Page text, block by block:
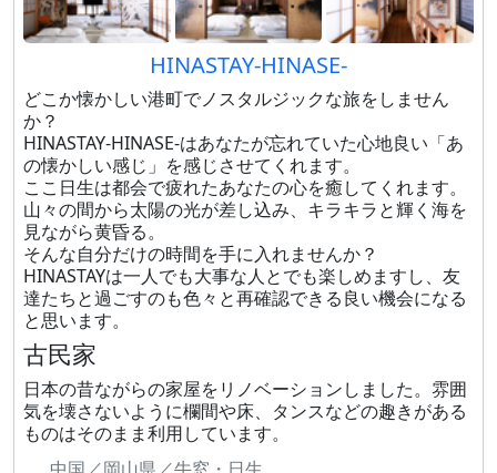
HINASTAY-HINASE-
どこか懐かしい港町でノスタルジックな旅をしません
か？
HINASTAY-HINASE-はあなたが忘れていた心地良い「あ
の懐かしい感じ」を感じさせてくれます。
ここ日生は都会で疲れたあなたの心を癒してくれます。
山々の間から太陽の光が差し込み、キラキラと輝く海を
見ながら黄昏る。
そんな自分だけの時間を手に入れませんか？
HINASTAYは一人でも大事な人とでも楽しめますし、友
達たちと過ごすのも色々と再確認できる良い機会になる
と思います。
古民家
日本の昔ながらの家屋をリノベーションしました。雰囲
気を壊さないように欄間や床、タンスなどの趣きがある
ものはそのまま利用しています。